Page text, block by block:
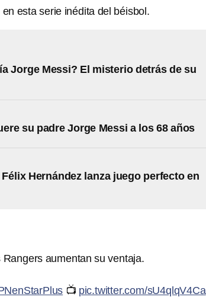
esta serie inédita del béisbol.
Jorge Messi? El misterio detrás de su
su padre Jorge Messi a los 68 años
Hernández lanza juego perfecto en
aumentan su ventaja.
📺 pic.twitter.com/sU4qlqV4Ca